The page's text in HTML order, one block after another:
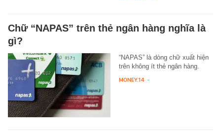
Chữ “NAPAS” trên thẻ ngân hàng nghĩa là
gì?
“NAPAS” là dòng chữ xuất hiện
trên không ít thẻ ngân hàng.
MONEY.14 -